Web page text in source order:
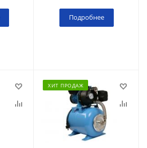
Подробнее
ХИТ ПРОДАЖ